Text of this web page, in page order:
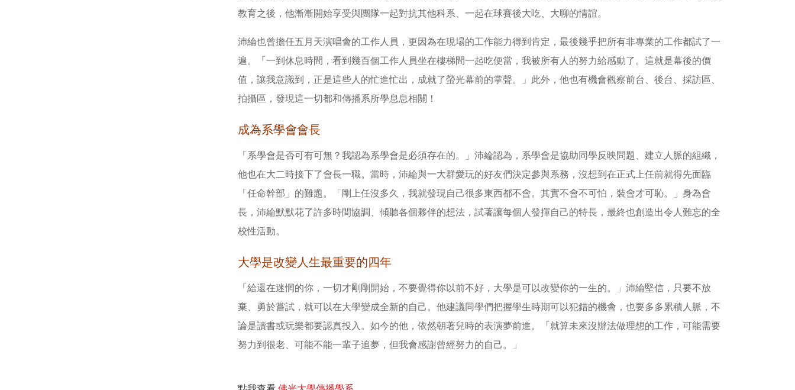
教育之後，他漸漸開始享受與團隊一起對抗其他科系、一起在球賽後大吃、大聊的情誼。
沛綸也曾擔任五月天演唱會的工作人員，更因為在現場的工作能力得到肯定，最後幾乎把所有非專業的工作都試了一
遍。「一到休息時間，看到幾百個工作人員坐在樓梯間一起吃便當，我被所有人的努力給感動了。這就是幕後的價
值，讓我意識到，正是這些人的忙進忙出，成就了螢光幕前的掌聲。」此外，他也有機會觀察前台、後台、採訪區、
拍攝區，發現這一切都和傳播系所學息息相關！
成為系學會會長
「系學會是否可有可無？我認為系學會是必須存在的。」沛綸認為，系學會是協助同學反映問題、建立人脈的組織，
他也在大二時接下了會長一職。當時，沛綸與一大群愛玩的好友們決定參與系務，沒想到在正式上任前就得先面臨
「任命幹部」的難題。「剛上任沒多久，我就發現自己很多東西都不會。其實不會不可怕，裝會才可恥。」身為會
長，沛綸默默花了許多時間協調、傾聽各個夥伴的想法，試著讓每個人發揮自己的特長，最終也創造出令人難忘的全
校性活動。
大學是改變人生最重要的四年
「給還在迷惘的你，一切才剛剛開始，不要覺得你以前不好，大學是可以改變你的一生的。」沛綸堅信，只要不放
棄、勇於嘗試，就可以在大學變成全新的自己。他建議同學們把握學生時期可以犯錯的機會，也要多多累積人脈，不
論是讀書或玩樂都要認真投入。如今的他，依然朝著兒時的表演夢前進。「就算未來沒辦法做理想的工作，可能需要
努力到很老、可能不能一輩子追夢，但我會感謝曾經努力的自己。」